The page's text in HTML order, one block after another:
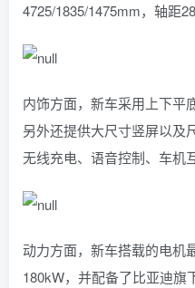
4725/1835/1475mm，轴距
内饰方面，新车采用上下平
另外还提供大尺寸竖屏以及
无线充电、语音控制、车机
动力方面，新车搭载的电机
180kW，并配备了比亚迪旗